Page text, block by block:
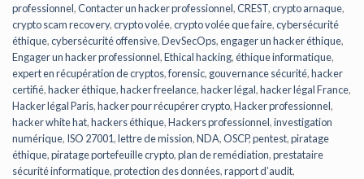
professionnel,Contacter un hacker professionnel,CREST,crypto arnaque,
crypto scam recovery,crypto volée,crypto volée que faire,cybersécurité
éthique,cybersécurité offensive,DevSecOps,engager un hacker éthique,
Engager un hacker professionnel,Ethical hacking,éthique informatique,
expert en récupération de cryptos,forensic, gouvernance sécurité,hacker
certifié,hacker éthique,hacker freelance,hacker légal,hacker légal France,
Hacker légal Paris,hacker pour récupérer crypto,Hacker professionnel,
hacker white hat,hackers éthique,Hackers professionnel,investigation
numérique, ISO 27001,lettre de mission,NDA,OSCP,pentest,piratage
éthique,piratage portefeuille crypto,plan de remédiation,prestataire
sécurité informatique,protection des données,rapport d’audit,